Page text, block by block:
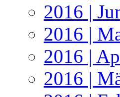
2016 |
2016 |
2016 |
2016 |